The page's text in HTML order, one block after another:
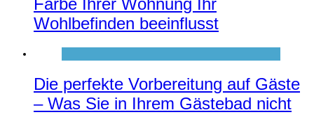
Wohlbefinden beeinflusst
Die perfekte Vorbereitung auf Gäste
– Was Sie in Ihrem Gästebad nicht